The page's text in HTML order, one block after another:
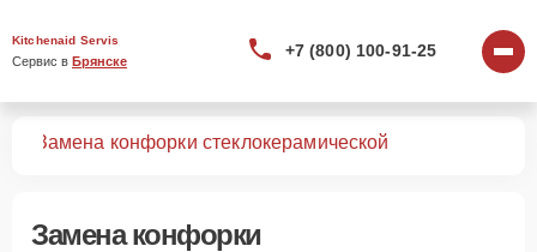
Kitchenaid Servis
Сервис в Брянске
+7 (800) 100-91-25
Замена конфорки стеклокерамической
Замена конфорки